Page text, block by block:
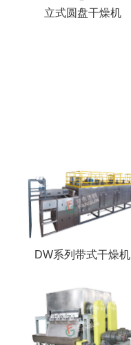
立式圆盘干燥机
DW系列带式干燥机